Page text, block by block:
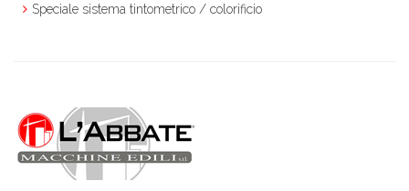
Speciale sistema tintometrico / colorificio